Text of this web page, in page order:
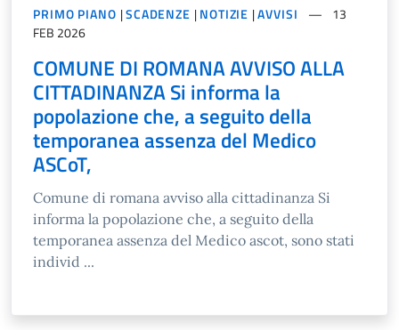
PRIMO PIANO |SCADENZE |NOTIZIE |AVVISI
13
FEB 2026
COMUNE DI ROMANA AVVISO ALLA
CITTADINANZA Si informa la
popolazione che, a seguito della
temporanea assenza del Medico
ASCoT,
Comune di romana avviso alla cittadinanza Si
informa la popolazione che, a seguito della
temporanea assenza del Medico ascot, sono stati
individ ...